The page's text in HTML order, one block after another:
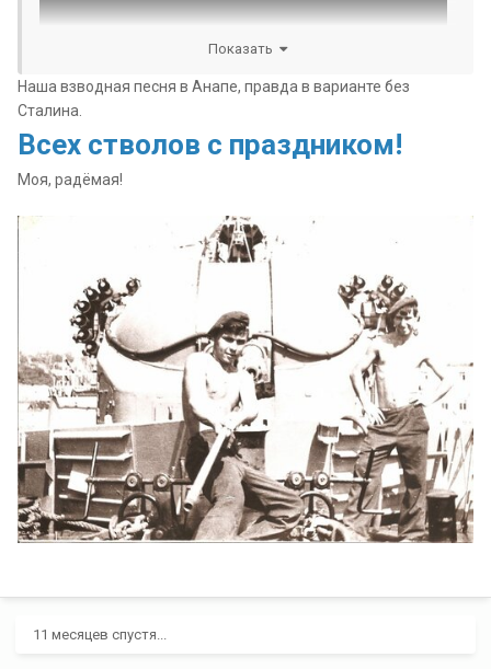
Показать
Наша взводная песня в Анапе, правда в варианте без
Сталина.
Всех стволов с праздником!
Моя, радёмая!
11 месяцев спустя...